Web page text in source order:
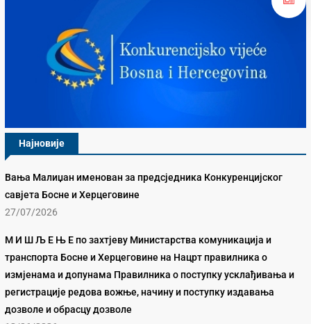
Најновије
Вања Малиџан именован за предсједника Конкуренцијског
савјета Босне и Херцеговине
27/07/2026
М И Ш Љ Е Њ Е по захтјеву Министарства комуникација и
транспорта Босне и Херцеговине на Нацрт правилника о
измјенама и допунама Правилника о поступку усклађивања и
регистрације редова вожње, начину и поступку издавања
дозволе и обрасцу дозволе